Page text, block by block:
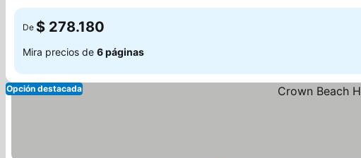
De $ 278.180
Mira precios de 6 páginas
Opción destacada